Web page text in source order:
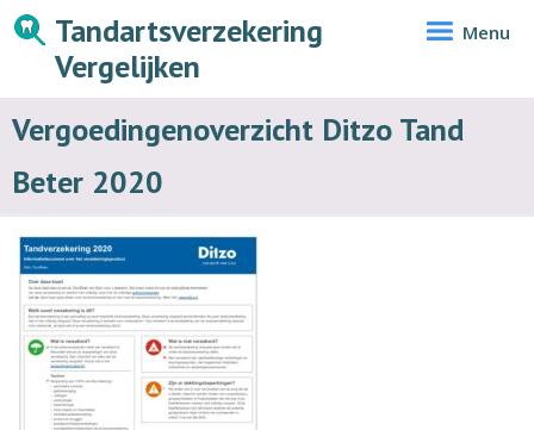
Tandartsverzekering
Vergelijken
Menu
Vergoedingenoverzicht Ditzo Tand
Beter 2020